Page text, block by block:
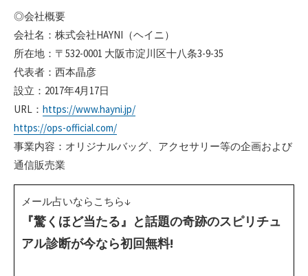
◎会社概要
会社名：株式会社HAYNI（ヘイニ）
所在地：〒532-0001 大阪市淀川区十八条3-9-35
代表者：西本晶彦
設立：2017年4月17日
URL： https://www.hayni.jp/
https://ops-official.com/
事業内容：オリジナルバッグ、アクセサリー等の企画および
通信販売業
メール占いならこちら↓
『驚くほど当たる』と話題の奇跡のスピリチュ
アル診断が今なら初回無料!